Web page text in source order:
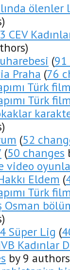
ölenler
CEV
(91
Praha (76
Türk
Türk
(52
(50 changes
video
Eldem (
Türk
Osman
Süper Lig (
Kadınlar
by 9